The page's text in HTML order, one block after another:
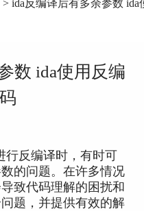
> ida反编译后有多余参数
数 ida使用反编
行反编译时，有时可
的问题。在许多情况
致代码理解的困扰和
题，并提供有效的解